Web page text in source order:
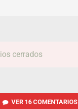
cerrados
VER 16 COMENTARIOS